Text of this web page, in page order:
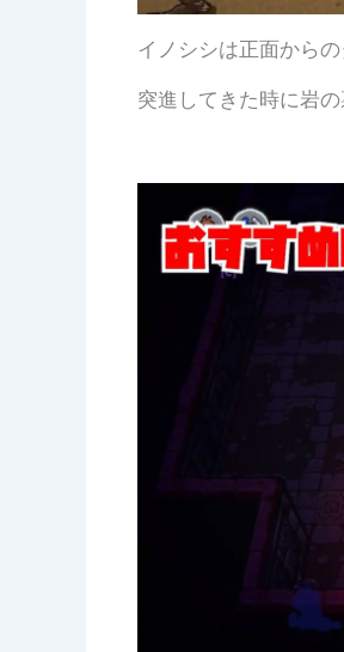
イノシシは正面からの
突進してきた時に岩